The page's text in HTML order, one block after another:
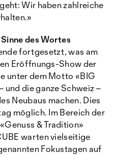
Wir haben zahlreiche
des Wortes
fortgesetzt, was am
Eröffnungs-Show der
unter dem Motto «BIG
und die ganze Schweiz –
Neubaus machen. Dies
möglich. Im Bereich der
& Tradition»
warten vielseitige
Fokustagen auf